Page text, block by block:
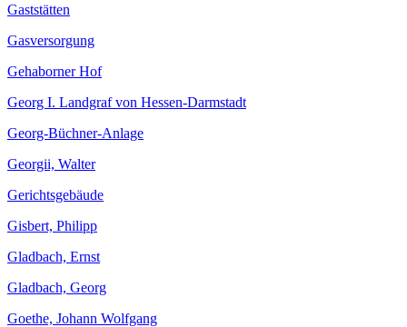
Gaststätten
Gasversorgung
Gehaborner Hof
Georg I. Landgraf von Hessen-Darmstadt
Georg-Büchner-Anlage
Georgii, Walter
Gerichtsgebäude
Gisbert, Philipp
Gladbach, Ernst
Gladbach, Georg
Goethe, Johann Wolfgang